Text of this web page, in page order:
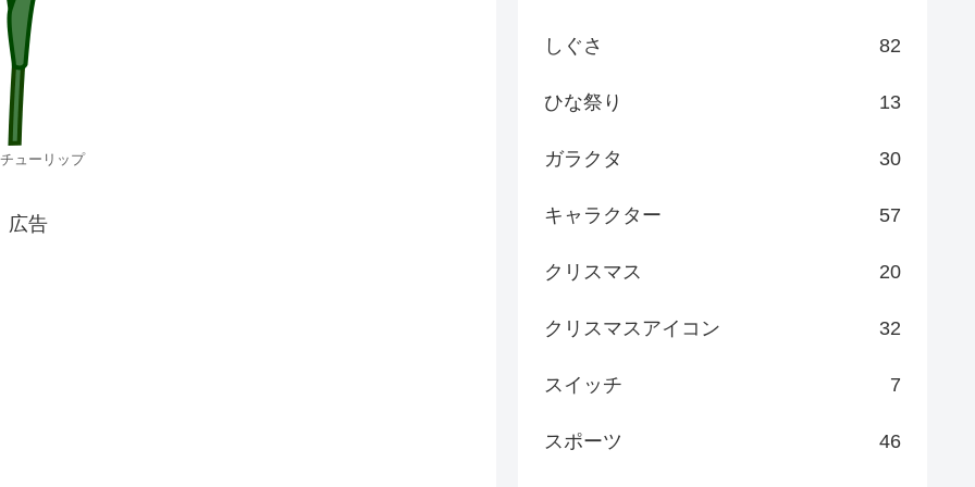
ューリップ
広告
しぐさ 82
ひな祭り 13
ガラクタ 30
キャラクター 57
クリスマス 20
クリスマスアイコン 32
スイッチ 7
スポーツ 46